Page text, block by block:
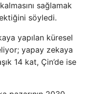
sağlamak
söyledi.
yapılan küresel
yapay zekaya
14 kat, Çin’de ise